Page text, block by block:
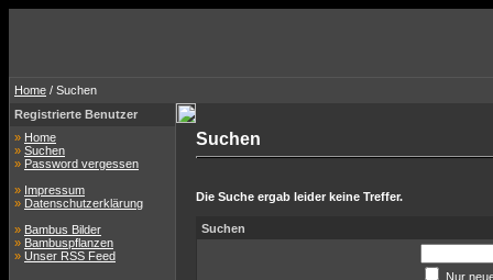
Home / Suchen
Registrierte Benutzer
» Home
» Suchen
» Password vergessen
» Impressum
» Datenschutzerklärung
» Bambus Bilder
» Bambuspflanzen
» Unser RSS Feed
Suchen
Die Suche ergab leider keine Treffer.
Suchen
Nur